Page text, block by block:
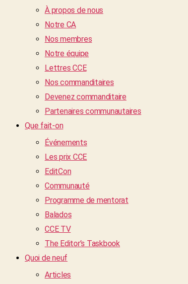
À propos de nous
Notre CA
Nos membres
Notre équipe
Lettres CCE
Nos commanditaires
Devenez commanditaire
Partenaires communautaires
Que fait-on
Événements
Les prix CCE
EditCon
Communauté
Programme de mentorat
Balados
CCE TV
The Editor’s Taskbook
Quoi de neuf
Articles